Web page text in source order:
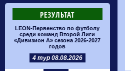
РЕЗУЛЬТАТ
LEON-Первенство по футболу
среди команд Второй Лиги
«Дивизион А» сезона 2026-2027
годов
4 тур 08.08.2026